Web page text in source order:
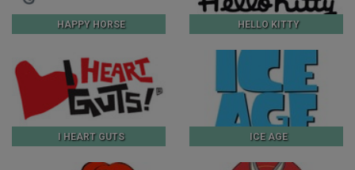
HAPPY HORSE HELLO KITTY
I HEART GUTS ICE AGE